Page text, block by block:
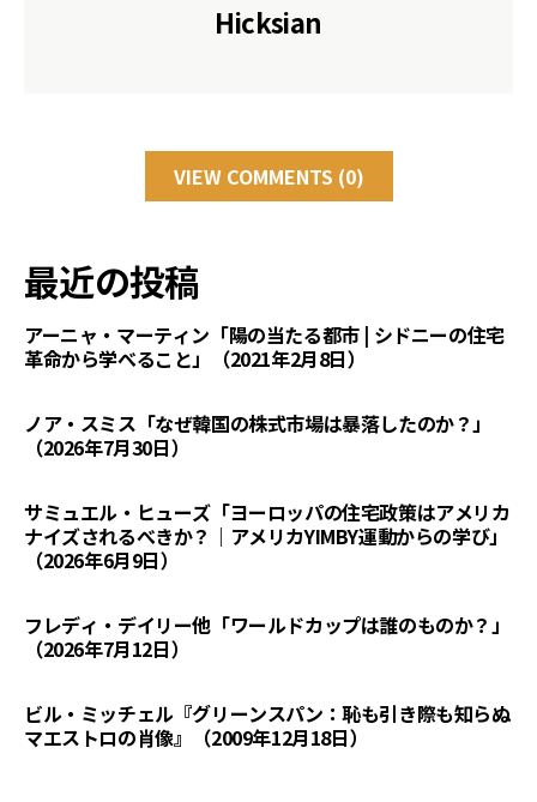
Hicksian
VIEW COMMENTS (0)
最近の投稿
アーニャ・マーティン「陽の当たる都市 | シドニーの住宅
革命から学べること」（2021年2月8日）
ノア・スミス「なぜ韓国の株式市場は暴落したのか？」
（2026年7月30日）
サミュエル・ヒューズ「ヨーロッパの住宅政策はアメリカ
ナイズされるべきか？｜アメリカYIMBY運動からの学び」
（2026年6月9日）
フレディ・デイリー他「ワールドカップは誰のものか？」
（2026年7月12日）
ビル・ミッチェル『グリーンスパン：恥も引き際も知らぬ
マエストロの肖像』（2009年12月18日）